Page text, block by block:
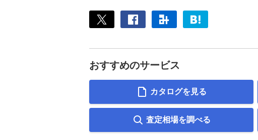
おすすめのサービス
カタログを見る
査定相場を調べる